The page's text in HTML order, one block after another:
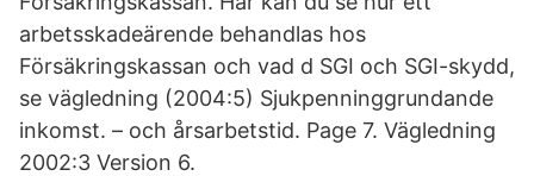
arbetsskadeärende behandlas hos
Försäkringskassan och vad d SGI och SGI-skydd,
se vägledning (2004:5) Sjukpenninggrundande
inkomst. – och årsarbetstid. Page 7. Vägledning
2002:3 Version 6.